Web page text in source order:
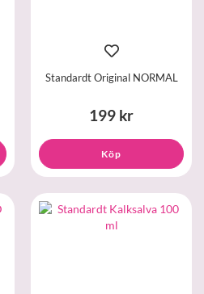
Standardt Original NORMAL
199 kr
Köp